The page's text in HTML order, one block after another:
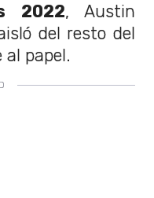
2022, Austin
del resto del
papel.